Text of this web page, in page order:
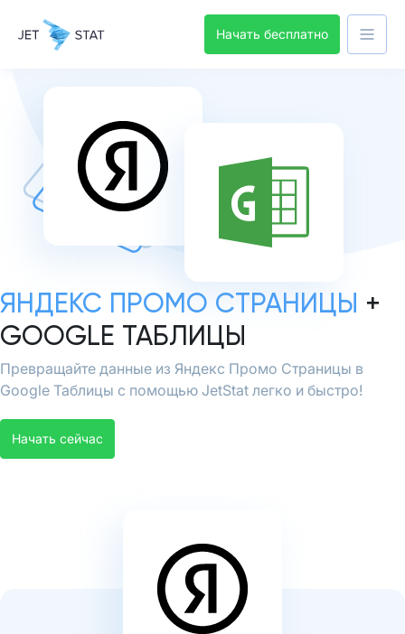
Начать бесплатно
ЯНДЕКС ПРОМО СТРАНИЦЫ +
GOOGLE ТАБЛИЦЫ
Превращайте данные из Яндекс Промо Страницы в
Google Таблицы с помощью JetStat легко и быстро!
Начать сейчас